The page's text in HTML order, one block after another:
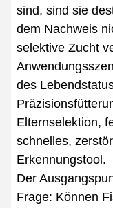
sind, sind sie
dem Nachweis
selektive Zucht
des
Elternselektion,
schnelles,
Erkennungstool.
Der
Frage: Können